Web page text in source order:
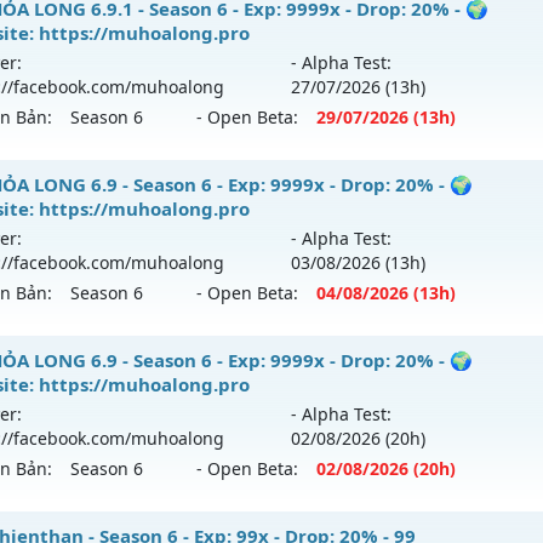
ĐAM MÊ - Giải trí
mới ra tháng 08 2026 - Mở máy chủ
Thuốc Lào
9999x - Drop: 89%
loại: Mu Bán Đồ Full Trong Shop
UGK
LONG 6.9.1 - Season 6 - Exp: 9999x - Drop: 20% - 🌍
https://muhoalong.pro
facebook.com/muhoalong
- Alpha Test:
27/07/2026 (13h)
Bản:
Season 6 - Open Beta: 29/07/2026 (13h)
LONG 6.9.1 - 🌍 Website: https://muhoalong.pro
ra tháng 07 2026 - Mở máy chủhttps://facebook.com/
07/2626
- Drop: 20%
Mu Nguyên bản Webzen
Xshiel
LONG 6.9 - Season 6 - Exp: 9999x - Drop: 20% - 🌍
https://muhoalong.pro
facebook.com/muhoalong
- Alpha Test:
03/08/2026 (13h)
Bản:
Season 6 - Open Beta: 04/08/2026 (13h)
LONG 6.9 - 🌍 Website: https://muhoalong.pro
ra tháng 08 2026 - Mở máy chủhttps://facebook.com/
08/2626
- Drop: 20%
LONG 6.9 - Season 6 - Exp: 9999x - Drop: 20% - 🌍
https://muhoalong.pro
facebook.com/muhoalong
- Alpha Test:
02/08/2026 (20h)
Bản:
Season 6 - Open Beta: 02/08/2026 (20h)
LONG 6.9 - 🌍 Website: https://muhoalong.pro
- Season 6 - Exp: 99x - Drop: 20% - 99